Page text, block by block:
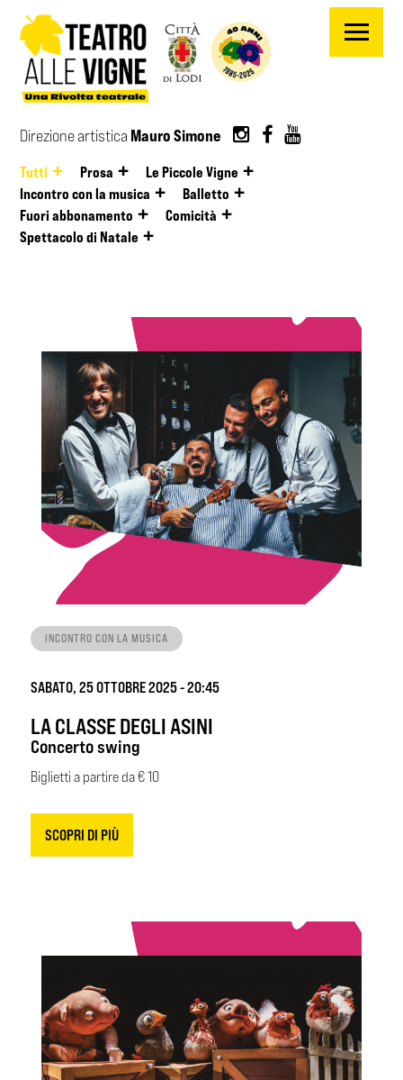
Salta al contenuto principale
Direzione artistica Mauro Simone
Tutti Prosa
Le Piccole Vigne
Incontro con la musica
Balletto
Fuori abbonamento
Comicità
Spettacolo di Natale
INCONTRO CON LA MUSICA
SABATO, 25 OTTOBRE 2025 - 20:45
LA CLASSE DEGLI ASINI
Concerto swing
Biglietti a partire da € 10
SCOPRI DI PIÙ